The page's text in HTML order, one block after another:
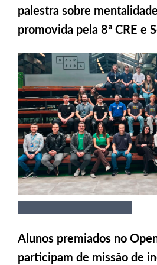
palestra sobre
promovida pela 8ª CRE e
Alunos premiados no
participam de missão de